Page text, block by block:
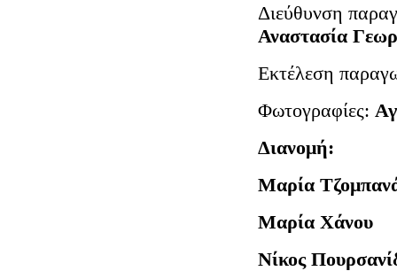
Διεύθυνση
Αναστασία
Εκτέλεση
Φωτογραφίες:
Διανομή:
Μαρία
Μαρία Χάνου
Νίκος